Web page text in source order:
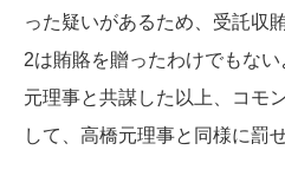
った疑いがあるため、受託収
2は賄賂を贈ったわけでもな
元理事と共謀した以上、コモ
して、高橋元理事と同様に罰